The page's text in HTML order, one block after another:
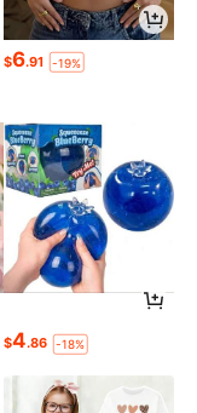
$6.91 -19%
$4.86 -18%